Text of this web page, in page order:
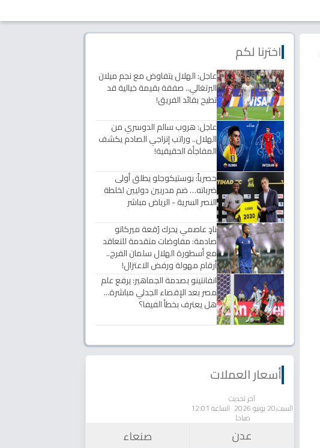
اخترنا لكم
عاجل: الهلال يتفاوض مع نجم ميلان
البرتغالي.. صفقة بقيمة خيالية قد
تطيح بقائد الفريق!
عاجل: هروب سالم الدوسري من
الهلال.. وراتب إنزاجي الصادم يكشف
المفاجأة الحقيقية!
حصرياً: بوستيكوجلو يطلق أولى
ضرباته… ضم مدربين دوليين لخلطة
النصر السرية - الرياض مباشر
نادٍ عاصمي يحرك رُقعة ميركاتو
صادمة: مفاوضات متقدمة للتعاقد
مع أسطورة الهلال سلمان الفرج..
أرقام مهولة ورفض الاعتزال!
انفانتينو بصدمة الجماهير: يرفع علم
مصر بعد الإقصاء الجدلي مباشرة...
هل يعترف بخطأ الفيفا؟
أسعار العملات
آخر تحديث
السبت,20 يونيو 2026 الساعة 12:01
صباحا
عدن صنعاء